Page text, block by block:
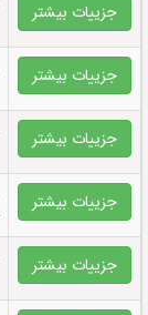
جزییات بیشتر
جزییات بیشتر
جزییات بیشتر
جزییات بیشتر
جزییات بیشتر